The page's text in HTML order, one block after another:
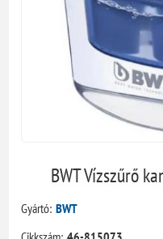
BWT Vízszűrő
Gyártó: BWT